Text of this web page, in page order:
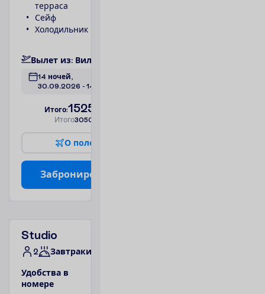
терраса
Сейф
Холодильник
Вылет из: Вил
14 ночей,
30.09.2026 - 14.10.2026
Итого:1525.00
Итого3050.00
О поле
Заброниро
Studio
2 Завтраки
Удобства в
номере